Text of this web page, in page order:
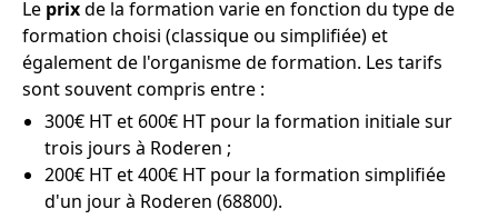
Le prixde la formation varie en fonction du type de
formation choisi (classique ou simplifiée) et
également de l'organisme de formation. Les tarifs
sont souvent compris entre :
300€ HT et 600€ HT pour la formation initiale sur
trois jours à Roderen ;
200€ HT et 400€ HT pour la formation simplifiée
d'un jour à Roderen (68800).